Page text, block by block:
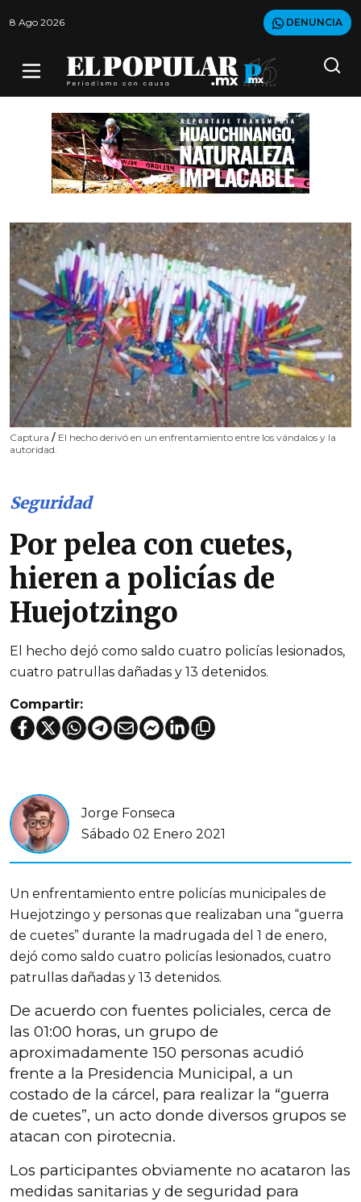
8 Ago 2026 DENUNCIA
Captura / El hecho derivó en un enfrentamiento entre los vándalos y la
autoridad.
Seguridad
Por pelea con cuetes,
hieren a policías de
Huejotzingo
El hecho dejó como saldo cuatro policías lesionados,
cuatro patrullas dañadas y 13 detenidos.
Compartir:
Jorge Fonseca
Sábado 02 Enero 2021
Un enfrentamiento entre policías municipales de
Huejotzingo y personas que realizaban una “guerra
de cuetes” durante la madrugada del 1 de enero,
dejó como saldo cuatro policías lesionados, cuatro
patrullas dañadas y 13 detenidos.
De acuerdo con fuentes policiales, cerca de
las 01:00 horas, un grupo de
aproximadamente 150 personas acudió
frente a la Presidencia Municipal, a un
costado de la cárcel, para realizar la “guerra
de cuetes”, un acto donde diversos grupos se
atacan con pirotecnia.
Los participantes obviamente no acataron las
medidas sanitarias y de seguridad para